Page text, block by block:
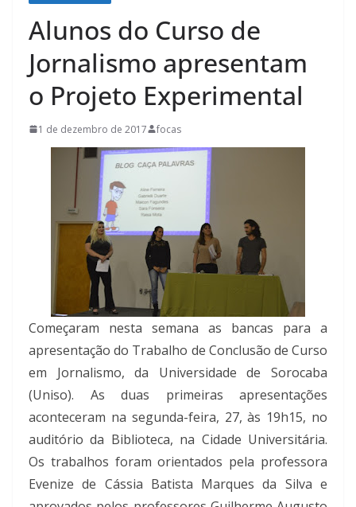
Alunos do Curso de
Jornalismo apresentam
o Projeto Experimental
1 de dezembro de 2017 focas
Começaram nesta semana as bancas para a
apresentação do Trabalho de Conclusão de Curso
em Jornalismo, da Universidade de Sorocaba
(Uniso). As duas primeiras apresentações
aconteceram na segunda-feira, 27, às 19h15, no
auditório da Biblioteca, na Cidade Universitária.
Os trabalhos foram orientados pela professora
Evenize de Cássia Batista Marques da Silva e